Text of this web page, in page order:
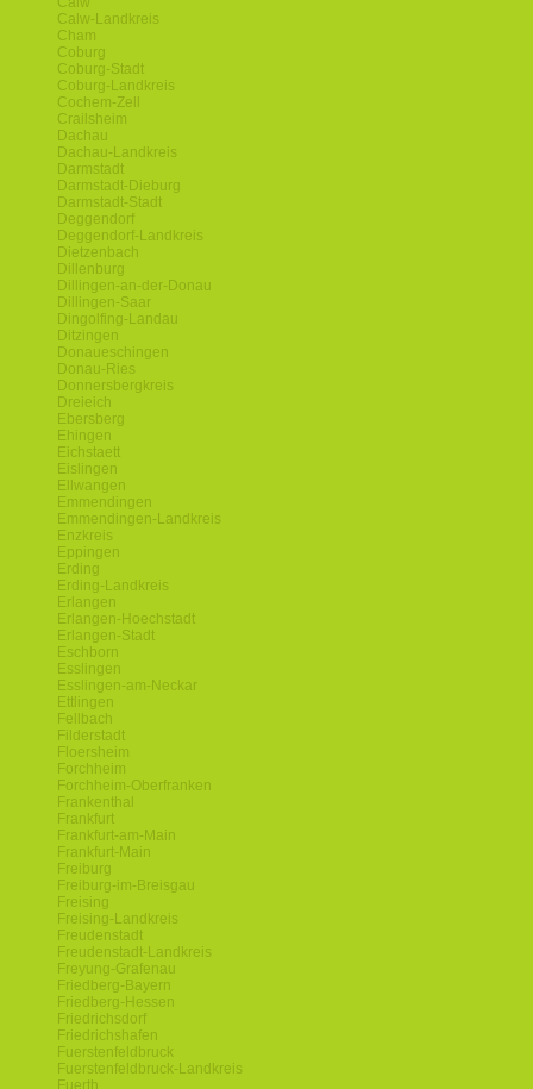
Calw-Landkreis
Cham
Coburg
Coburg-Stadt
Coburg-Landkreis
Cochem-Zell
Crailsheim
Dachau
Dachau-Landkreis
Darmstadt
Darmstadt-Dieburg
Darmstadt-Stadt
Deggendorf
Deggendorf-Landkreis
Dietzenbach
Dillenburg
Dillingen-an-der-Donau
Dillingen-Saar
Dingolfing-Landau
Ditzingen
Donaueschingen
Donau-Ries
Donnersbergkreis
Dreieich
Ebersberg
Ehingen
Eichstaett
Eislingen
Ellwangen
Emmendingen
Emmendingen-Landkreis
Enzkreis
Eppingen
Erding
Erding-Landkreis
Erlangen
Erlangen-Hoechstadt
Erlangen-Stadt
Eschborn
Esslingen
Esslingen-am-Neckar
Ettlingen
Fellbach
Filderstadt
Floersheim
Forchheim
Forchheim-Oberfranken
Frankenthal
Frankfurt
Frankfurt-am-Main
Frankfurt-Main
Freiburg
Freiburg-im-Breisgau
Freising
Freising-Landkreis
Freudenstadt
Freudenstadt-Landkreis
Freyung-Grafenau
Friedberg-Bayern
Friedberg-Hessen
Friedrichsdorf
Friedrichshafen
Fuerstenfeldbruck
Fuerstenfeldbruck-Landkreis
Fuerth